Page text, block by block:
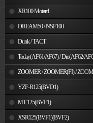
XR100 Motard
DREAM50 / NSF100
Dunk / TACT
Today(AF61/AF67) / Dio(AF62/
ZOOMER / ZOOMER(FI) /
YZF-R125(BVD1)
MT-125(BVE1)
XSR125(BVF1)(BVF2)